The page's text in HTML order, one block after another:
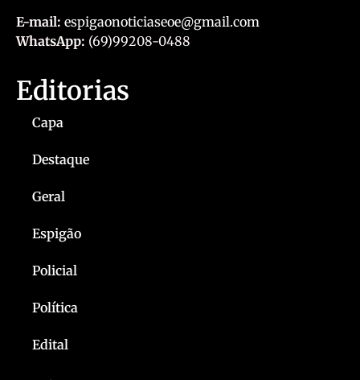
E-mail: espigaonoticiaseoe@gmail.com
WhatsApp: (69)99208-0488
Editorias
Capa
Destaque
Geral
Espigão
Policial
Política
Edital